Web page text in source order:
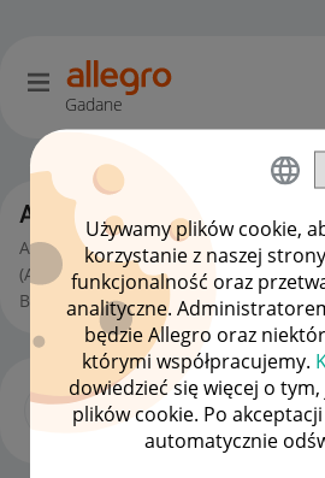
Używamy plików cookie,
korzystanie z naszej
funkcjonalność oraz
analityczne.
będzie Allegro oraz
którymi współpracujemy.
dowiedzieć się więcej o
plików cookie. Po
automatycznie
Gadane
Allegro One dla
Allegro One to nasza własna sieć
(Allegro One Punkt) oraz automatów
Box).